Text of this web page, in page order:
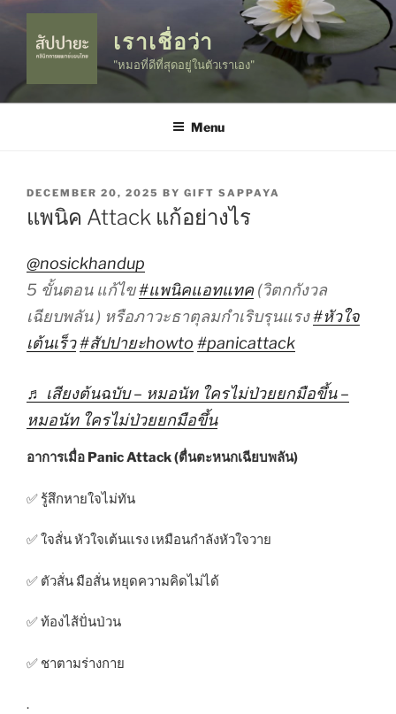
to
content
เราเชื่อว่า
"หมอที่ดีที่สุดอยู่ในตัวเราเอง"
Menu
POSTED
DECEMBER 20, 2025 BY GIFT SAPPAYA
แพนิค Attack แก้อย่างไร
@nosickhandup
5 ขั้นตอน แก้ไข#แพนิคแอทแทค (วิตกกังวล
เฉียบพลัน ) หรือภาวะธาตุลมกำเริบรุนแรง#หัวใจ
เต้นเร็ว#สัปปายะhowto #panicattack
♬ เสียงต้นฉบับ – หมอนัท ใครไม่ป่วยยกมือขึ้น –
หมอนัท ใครไม่ป่วยยกมือขึ้น
อาการเมื่อ Panic Attack (ตื่นตะหนกเฉียบพลัน)
✅ รู้สึกหายใจไม่ทัน
✅ ใจสั่น หัวใจเต้นแรง เหมือนกำลังหัวใจวาย
✅ ตัวสั่น มือสั่น หยุดความคิดไม่ได้
✅ ท้องไส้ปั่นป่วน
✅ ชาตามร่างกาย
.